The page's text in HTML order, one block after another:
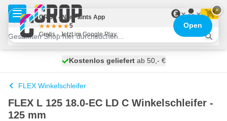
Zum Inhalt springen
€
heute versendet
Kostenlos geliefertab 50,- €
100 Tage
FLEX Winkelschleifer
FLEX L 125 18.0-EC LD C Winkelschleifer -
125 mm
×
CROP - NonPaints App
5
Gratis - Jetzt im Google Play
Open